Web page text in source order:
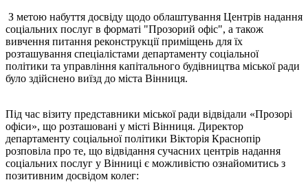
З метою набуття досвіду щодо облаштування Центрів надання
соціальних послуг в форматі "Прозорий офіс", а також
вивчення питання реконструкції приміщень для їх
розташування спеціалістами департаменту соціальної
політики та управління капітального будівництва міської ради
було здійснено виїзд до міста Вінниця.
Під час візиту представники міської ради відвідали «Прозорі
офіси», що розташовані у місті Вінниця. Директор
департаменту соціальної політики Вікторія Краснопір
розповіла про те, що відвідання сучасних центрів надання
соціальних послуг у Вінниці є можливістю ознайомитись з
позитивним досвідом колег: